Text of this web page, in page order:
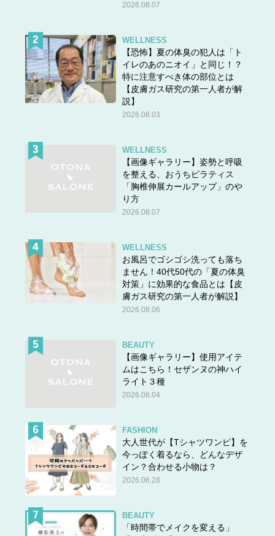
2026.08.07
WELLNESS
【恐怖】夏の体臭の犯人は「ト
イレのあのニオイ」と同じ！？
特に注意すべき体の部位とは
【皮膚ガス研究の第一人者が解
説】
2026.08.03
WELLNESS
【画像ギャラリー】姿勢と呼吸
を整える、おうちピラティス
「胸椎伸展カールアップ」のや
り方
2026.08.07
WELLNESS
お風呂でゴシゴシ洗っても落ち
ません！40代50代の「夏の体臭
対策」に効果的な食品とは【皮
膚ガス研究の第一人者が解説】
2026.08.06
BEAUTY
【画像ギャラリー】使用アイテ
ムはこちら！セザンヌの神ハイ
ライト３種
2026.08.04
FASHION
大人世代が【Tシャツワンピ】を
今っぽく着るなら、どんなデザ
イン？合わせる小物は？
2026.06.28
BEAUTY
「時間帯でメイクを変える」